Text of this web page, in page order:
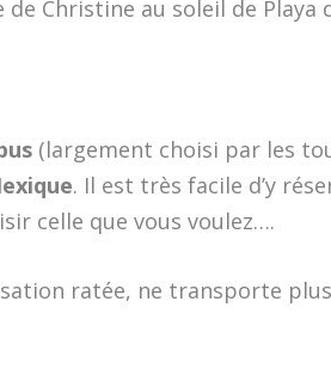
Christine au soleil de Playa
(largement choisi par les
. Il est très facile d’y
celle que vous voulez….
ratée, ne transporte